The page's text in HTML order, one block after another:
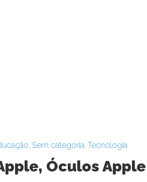
, Sem categoria, Tecnologia
Óculos